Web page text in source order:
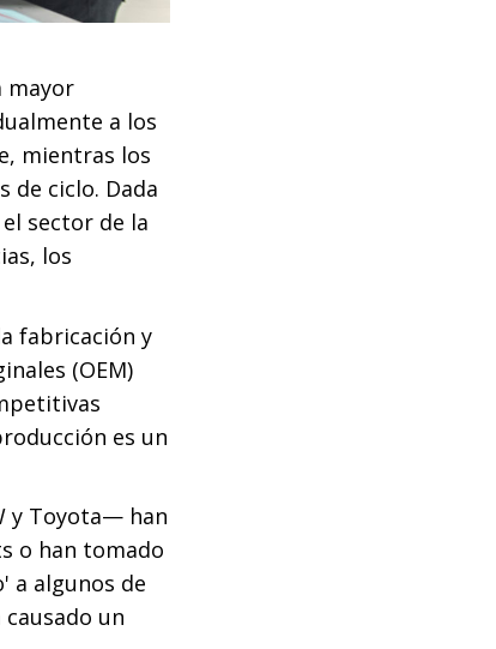
mayor
a los
mientras los
de ciclo. Dada
sector de la
los
fabricación y
(OEM)
es un
y Toyota— han
o han tomado
a algunos de
un